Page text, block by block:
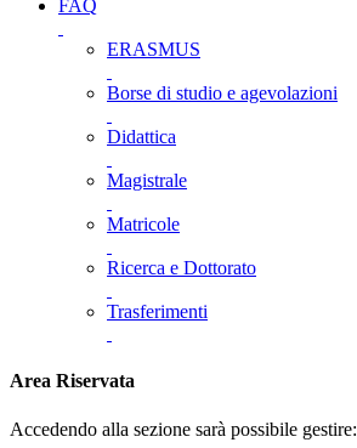
FAQ
ERASMUS
Borse di studio e agevolazioni
Didattica
Magistrale
Matricole
Ricerca e Dottorato
Trasferimenti
Area Riservata
Accedendo alla sezione sarà possibile gestire: